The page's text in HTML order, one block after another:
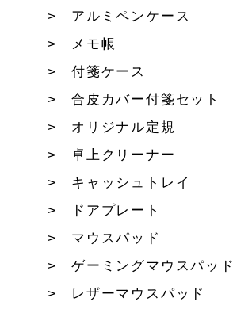
アルミペンケース
メモ帳
付箋ケース
合皮カバー付箋セット
オリジナル定規
卓上クリーナー
キャッシュトレイ
ドアプレート
マウスパッド
ゲーミングマウスパッド
レザーマウスパッド